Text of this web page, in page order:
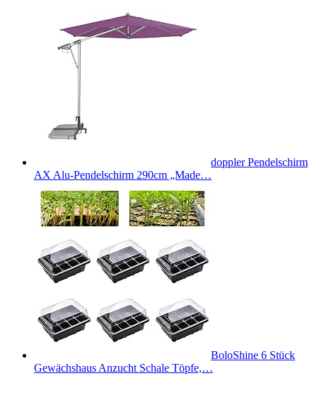
doppler Pendelschirm
AX Alu-Pendelschirm 290cm „Made…
BoloShine 6 Stück
Gewächshaus Anzucht Schale Töpfe,…